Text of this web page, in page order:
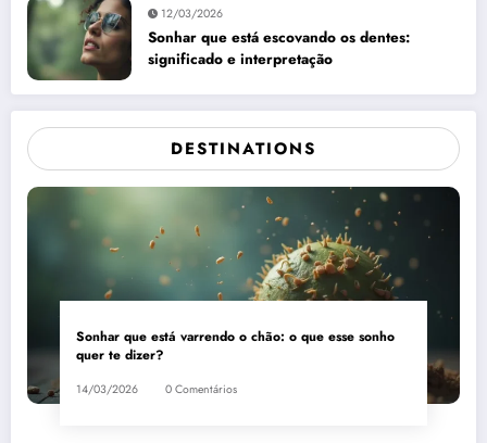
12/03/2026
Sonhar que está escovando os dentes:
significado e interpretação
DESTINATIONS
Sonhar que está varrendo o chão: o que esse sonho
quer te dizer?
14/03/2026 0 Comentários